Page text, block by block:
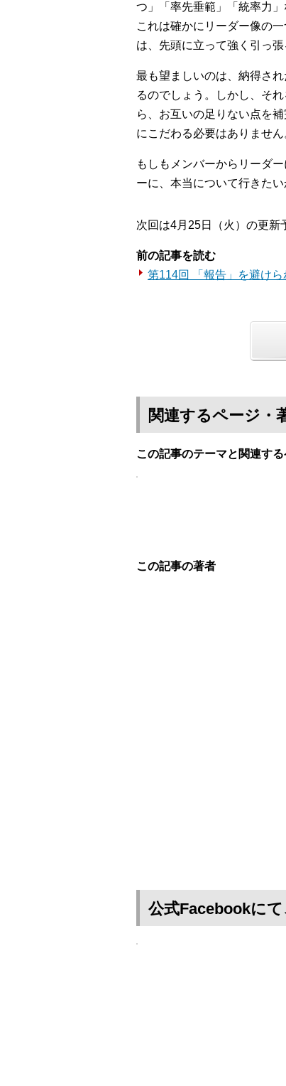
つ」「率先垂範」「統率力
これは確かにリーダー像の
は、先頭に立って強く引っ
最も望ましいのは、納得さ
るのでしょう。しかし、そ
ら、お互いの足りない点を
にこだわる必要はありません
もしもメンバーからリーダ
ーに、本当について行きた
次回は4月25日（火）の更新
前の記事を読む
第114回 「報告」を避け
関連するページ・
この記事のテーマと関連す
この記事の著者
公式Facebookに